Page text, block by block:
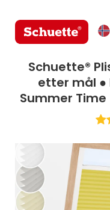
Schuette®
etter mål ●
Summer